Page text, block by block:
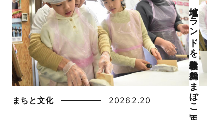
地域ブランドを製造体験 「舞鶴かまぼこ工房」
まちと文化 2026.2.20